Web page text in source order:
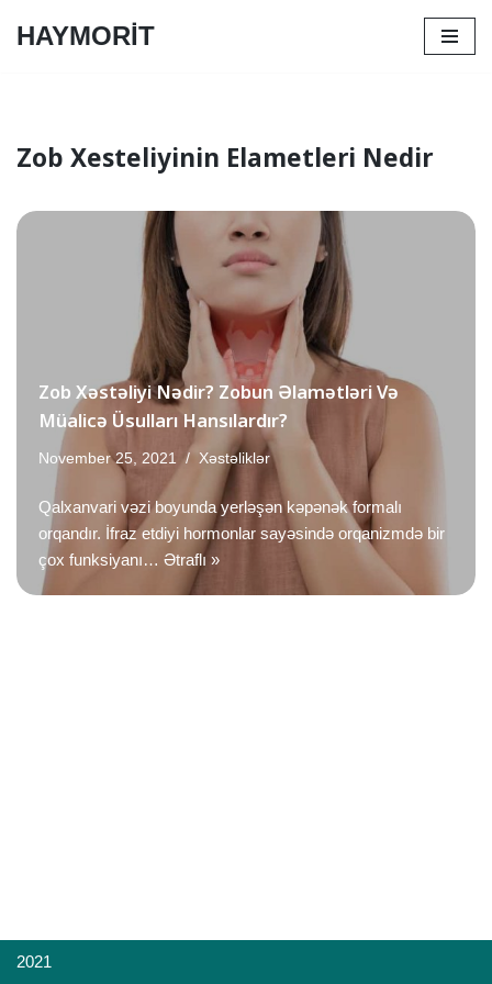
HAYMORİT
Zob Xesteliyinin Elametleri Nedir
Zob Xəstəliyi Nədir? Zobun Əlamətləri Və
Müalicə Üsulları Hansılardır?
November 25, 2021 Xəstəliklər
Qalxanvari vəzi boyunda yerləşən kəpənək formalı
orqandır. İfraz etdiyi hormonlar sayəsində orqanizmdə bir
çox funksiyanı… Ətraflı »
2021